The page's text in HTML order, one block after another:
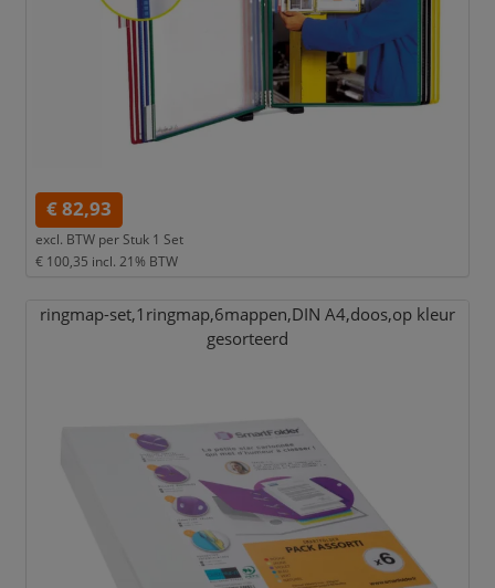
€ 82,93
excl. BTW per Stuk 1 Set
€ 100,35 incl. 21% BTW
ringmap-set,1ringmap,6mappen,DIN A4,doos,op kleur
gesorteerd